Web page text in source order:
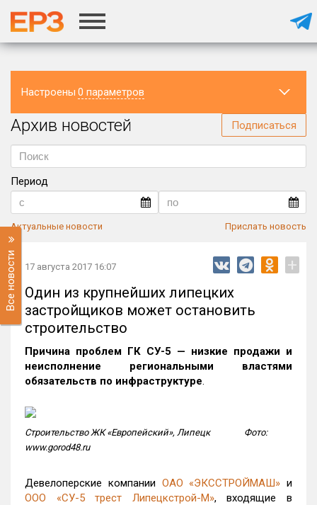
Настроены 0 параметров
Регион
Архив новостей Подписаться
Период
Актуальные новости Прислать новость
Все новости 17 августа 2017 16:07 +
Один из крупнейших липецких
застройщиков может остановить
строительство
Причина проблем ГК СУ-5 — низкие продажи и
неисполнение региональными властями
обязательств по инфраструктуре.
Строительство ЖК «Европейский», Липецк Фото:
www.gorod48.ru
Девелоперские компании ОАО «ЭКССТРОЙМАШ» и
ООО «СУ-5 трест Липецкстрой-М», входящие в